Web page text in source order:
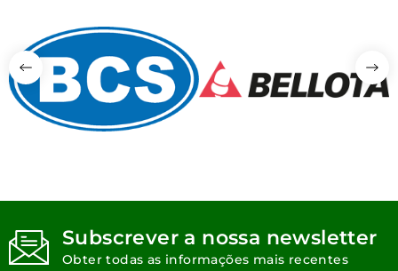
Subscrever a nossa newsletter
Obter todas as informações mais recentes